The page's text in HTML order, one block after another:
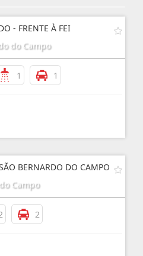
- FRENTE À FEI
do Campo
1 1
BERNARDO DO CAMPO
Campo
2